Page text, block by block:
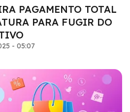
PAGAMENTO TOTAL
PARA FUGIR DO
- 05:07